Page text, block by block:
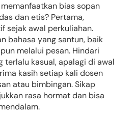
bias sopan
dan etis? Pertama,
sejak awal perkuliahan.
bahasa yang santun, baik
melalui pesan. Hindari
terlalu kasual, apalagi di awal
kasih setiap kali dosen
atau bimbingan. Sikap
rasa hormat dan bisa